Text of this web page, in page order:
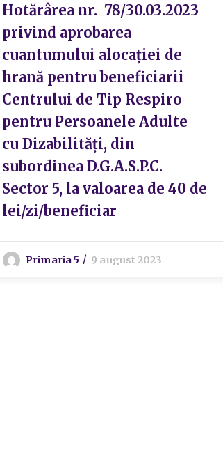
Hotărârea nr. 78/30.03.2023
privind aprobarea
cuantumului alocației de
hrană pentru beneficiarii
Centrului de Tip Respiro
pentru Persoanele Adulte
cu Dizabilități, din
subordinea D.G.A.S.P.C.
Sector 5, la valoarea de 40 de
lei/zi/beneficiar
Primaria 5 9 august 2023